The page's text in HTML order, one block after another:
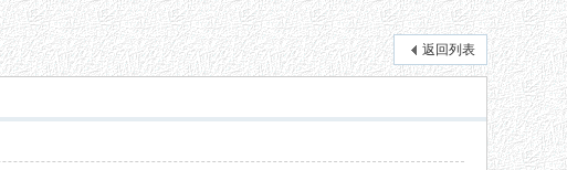
返回列表